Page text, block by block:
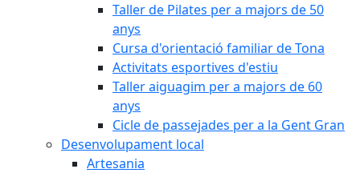
Taller de Pilates per a majors de 50
anys
Cursa d'orientació familiar de Tona
Activitats esportives d'estiu
Taller aiguagim per a majors de 60
anys
Cicle de passejades per a la Gent Gran
Desenvolupament local
Artesania